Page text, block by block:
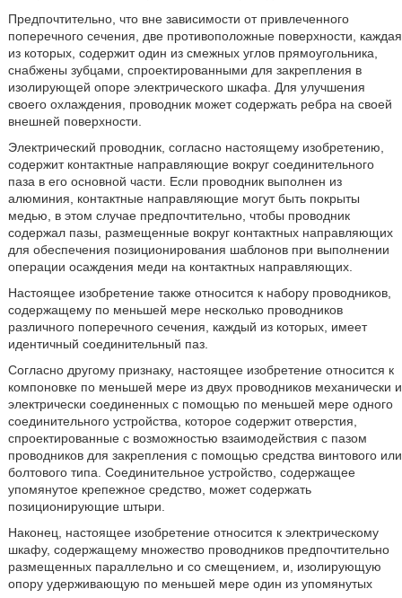
Предпочтительно, что вне зависимости от привлеченного
поперечного сечения, две противоположные поверхности, каждая
из которых, содержит один из смежных углов прямоугольника,
снабжены зубцами, спроектированными для закрепления в
изолирующей опоре электрического шкафа. Для улучшения
своего охлаждения, проводник может содержать ребра на своей
внешней поверхности.
Электрический проводник, согласно настоящему изобретению,
содержит контактные направляющие вокруг соединительного
паза в его основной части. Если проводник выполнен из
алюминия, контактные направляющие могут быть покрыты
медью, в этом случае предпочтительно, чтобы проводник
содержал пазы, размещенные вокруг контактных направляющих
для обеспечения позиционирования шаблонов при выполнении
операции осаждения меди на контактных направляющих.
Настоящее изобретение также относится к набору проводников,
содержащему по меньшей мере несколько проводников
различного поперечного сечения, каждый из которых, имеет
идентичный соединительный паз.
Согласно другому признаку, настоящее изобретение относится к
компоновке по меньшей мере из двух проводников механически и
электрически соединенных с помощью по меньшей мере одного
соединительного устройства, которое содержит отверстия,
спроектированные с возможностью взаимодействия с пазом
проводников для закрепления с помощью средства винтового или
болтового типа. Соединительное устройство, содержащее
упомянутое крепежное средство, может содержать
позиционирующие штыри.
Наконец, настоящее изобретение относится к электрическому
шкафу, содержащему множество проводников предпочтительно
размещенных параллельно и со смещением, и, изолирующую
опору удерживающую по меньшей мере один из упомянутых